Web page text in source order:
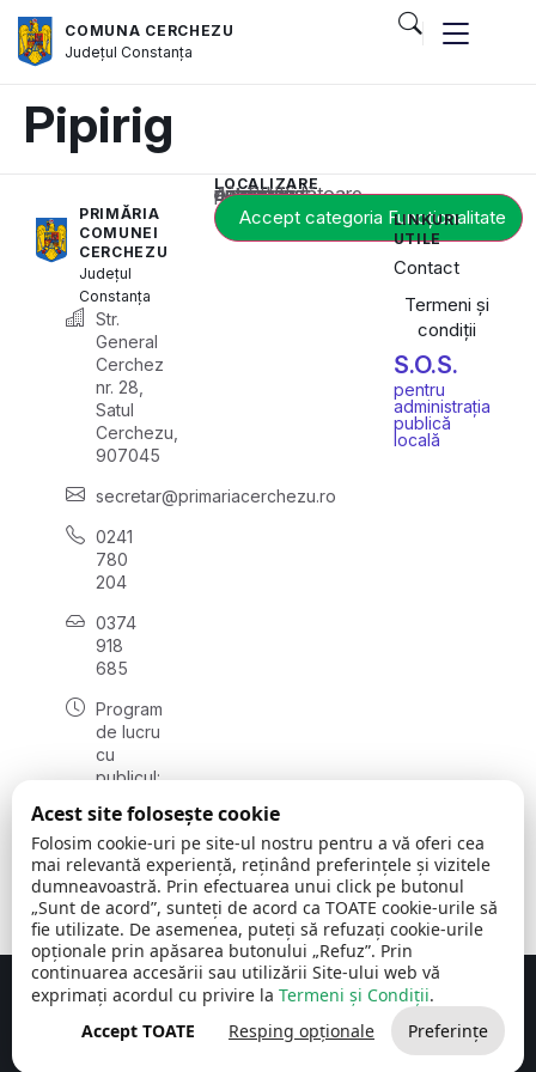
COMUNA CERCHEZU
JudețulConstanța
Pipirig
PRIMĂRIA
COMUNEI
CERCHEZU
Județul
Constanța
Str.
General
Cerchez
nr. 28,
Satul
Cerchezu,
907045
secretar@primariacerchezu.ro
0241
780
204
0374
918
685
Program
de lucru
cu
publicul:
08:00 -
16:30
, vineri:
08:00 -
14:00
LOCALIZARE
Acest conținut este blocat până când acceptați categoria corespunzătoare de cookie-uri.
Accept categoria Funcționalitate
LINKURI
UTILE
Contact
Termeni și
condiții
S.O.S.
pentru
administrația
publică
locală
Comuna Cerchezu © 2026Toate drepturile rezervate
Concept realizat de Big Media Relații Publice SRL
Acest site folosește cookie
Folosim cookie-uri pe site-ul nostru pentru a vă oferi cea
mai relevantă experiență, reținând preferințele și vizitele
dumneavoastră. Prin efectuarea unui click pe butonul
„Sunt de acord”, sunteți de acord ca TOATE cookie-urile să
fie utilizate. De asemenea, puteți să refuzați cookie-urile
opționale prin apăsarea butonului „Refuz”. Prin
continuarea accesării sau utilizării Site-ului web vă
exprimați acordul cu privire la Termeni și Condiții.
Accept TOATE
Resping opționale Preferințe